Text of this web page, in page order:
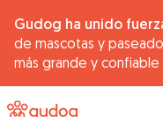
Gudog ha unido
de mascotas y
más grande y